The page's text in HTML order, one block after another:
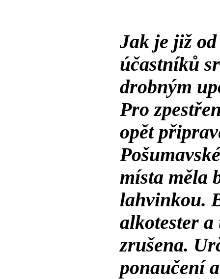
Jak je již
účastníků
drobným
Pro
opět
místa měla
lahvinkou.
alkotester a
zrušena.
ponaučení